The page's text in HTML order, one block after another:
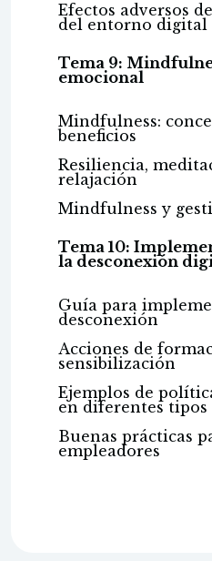
Efectos adversos
del entorno digital
Tema 9:
emocional
Mindfulness:
beneficios
Resiliencia,
relajación
Mindfulness y
Tema 10:
la desconexión
Guía para
desconexión
Acciones de
sensibilización
Ejemplos de
en diferentes tipos
Buenas prácticas
empleadores